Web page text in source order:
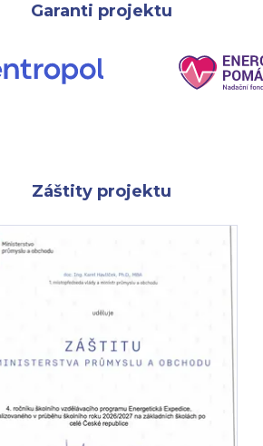
Garanti projektu
Záštity projektu